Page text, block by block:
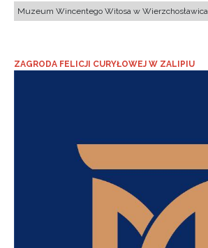
Muzeum Wincentego Witosa w
ZAGRODA FELICJI CURYŁOWEJ W ZALIPIU